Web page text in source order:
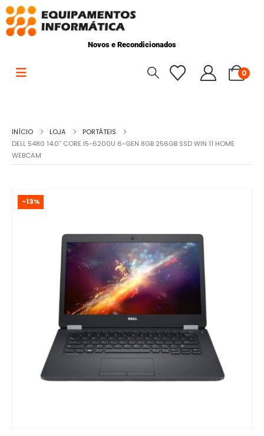
Novos e Recondicionados
0
INÍCIO LOJA
PORTÁTEIS
DELL 5480 14.0” CORE I5-6200U 6-GEN 8GB 256GB SSD WIN 11 HOME
WEBCAM
-13%